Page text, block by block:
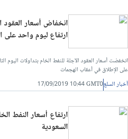
انخفاض أسعار العقود
ارتفاع ليوم واحد على
انخفضت أسعار العقود الآجلة للنفط الخام بتداولات اليوم
على الإطلاق في أعقاب الهجمات
أخبار السلع17/09/2019 10:44 GMT0
ارتفاع أسعار النفط
السعودية